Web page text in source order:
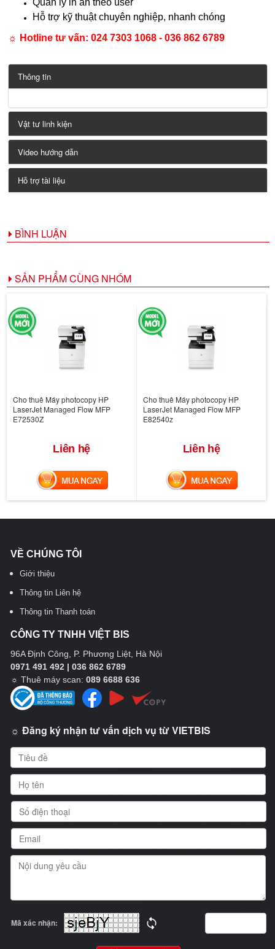
Quản lý in ấn theo user
Hỗ trợ kỹ thuật chuyên nghiệp, nhanh chóng
☼ Hotline tư vấn: 024 7303 1068 - 036 862 6789
Thông tin
Vật tư linh kiện
Video hướng dẫn
Hỗ trợ tài liệu
BÌNH LUẬN
SẢN PHẨM CÙNG NHÓM
Cho thuê Máy photocopy HP
LaserJet Managed Flow MFP
E72530Z
Liên hệ
MUA NGAY
Cho thuê Máy photocopy HP
LaserJet Managed Flow MFP
E82540z
Liên hệ
MUA NGAY
VỀ CHÚNG TÔI
Giới thiệu
Thông tin Liên hệ
Thông tin Thanh toán
CÔNG TY TNHH VIỆT BIS
96A Định Công, P. Phương Liệt, Hà Nội
0971 491 492 | 036 862 6789
☼ Thuê máy scan: 089 6688 636
☼ Đăng ký nhận tư vấn dịch vụ từ VIETBIS
Mã xác nhận: